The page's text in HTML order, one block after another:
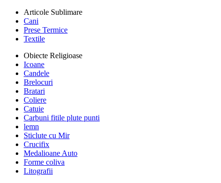
Articole Sublimare
Cani
Prese Termice
Textile
Obiecte Religioase
Icoane
Candele
Brelocuri
Bratari
Coliere
Catuie
Carbuni fitile plute punti
lemn
Sticlute cu Mir
Crucifix
Medalioane Auto
Forme coliva
Litografii